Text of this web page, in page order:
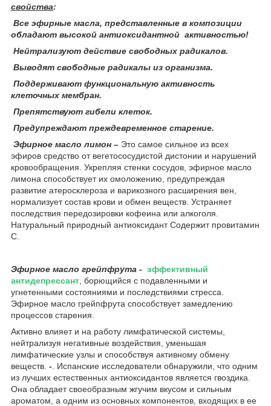
свойства:
Все эфирные масла, представленные в композиции
обладают высокой антиоксидантной активностью!
Нейтрализуют действие свободных радикалов.
Выводят свободные радикалы из организма.
Поддерживают функциональную активность
клеточных мембран.
Препятствуют гибели клеток.
Предупреждают преждевременное старение.
Эфирное масло лимон – Это самое сильное из всех
эфиров средство от вегетососудистой дистонии и нарушений
кровообращения. Укрепляя стенки сосудов, эфирное масло
лимона способствует их омоложению, предупреждая
развитие атеросклероза и варикозного расширения вен,
нормализует состав крови и обмен веществ. Устраняет
последствия передозировки кофеина или алкоголя.
Натуральный природный антиоксидант Содержит провитамин
С.
Эфирное масло грейпфрута - эффективный
антидепрессант , борющийся с подавленными и
угнетенными состояниями и последствиями стресса.
Эфирное масло грейпфрута способствует замедлению
процессов старения.
Активно влияет и на работу лимфатической системы,
нейтрализуя негативные воздействия, уменьшая
лимфатические узлы и способствуя активному обмену
веществ. - . Испанские исследователи обнаружили, что одним
из лучших естественных антиоксидантов является гвоздика.
Она обладает своеобразным жгучим вкусом и сильным
ароматом, а одним из основных компонентов, входящих в ее